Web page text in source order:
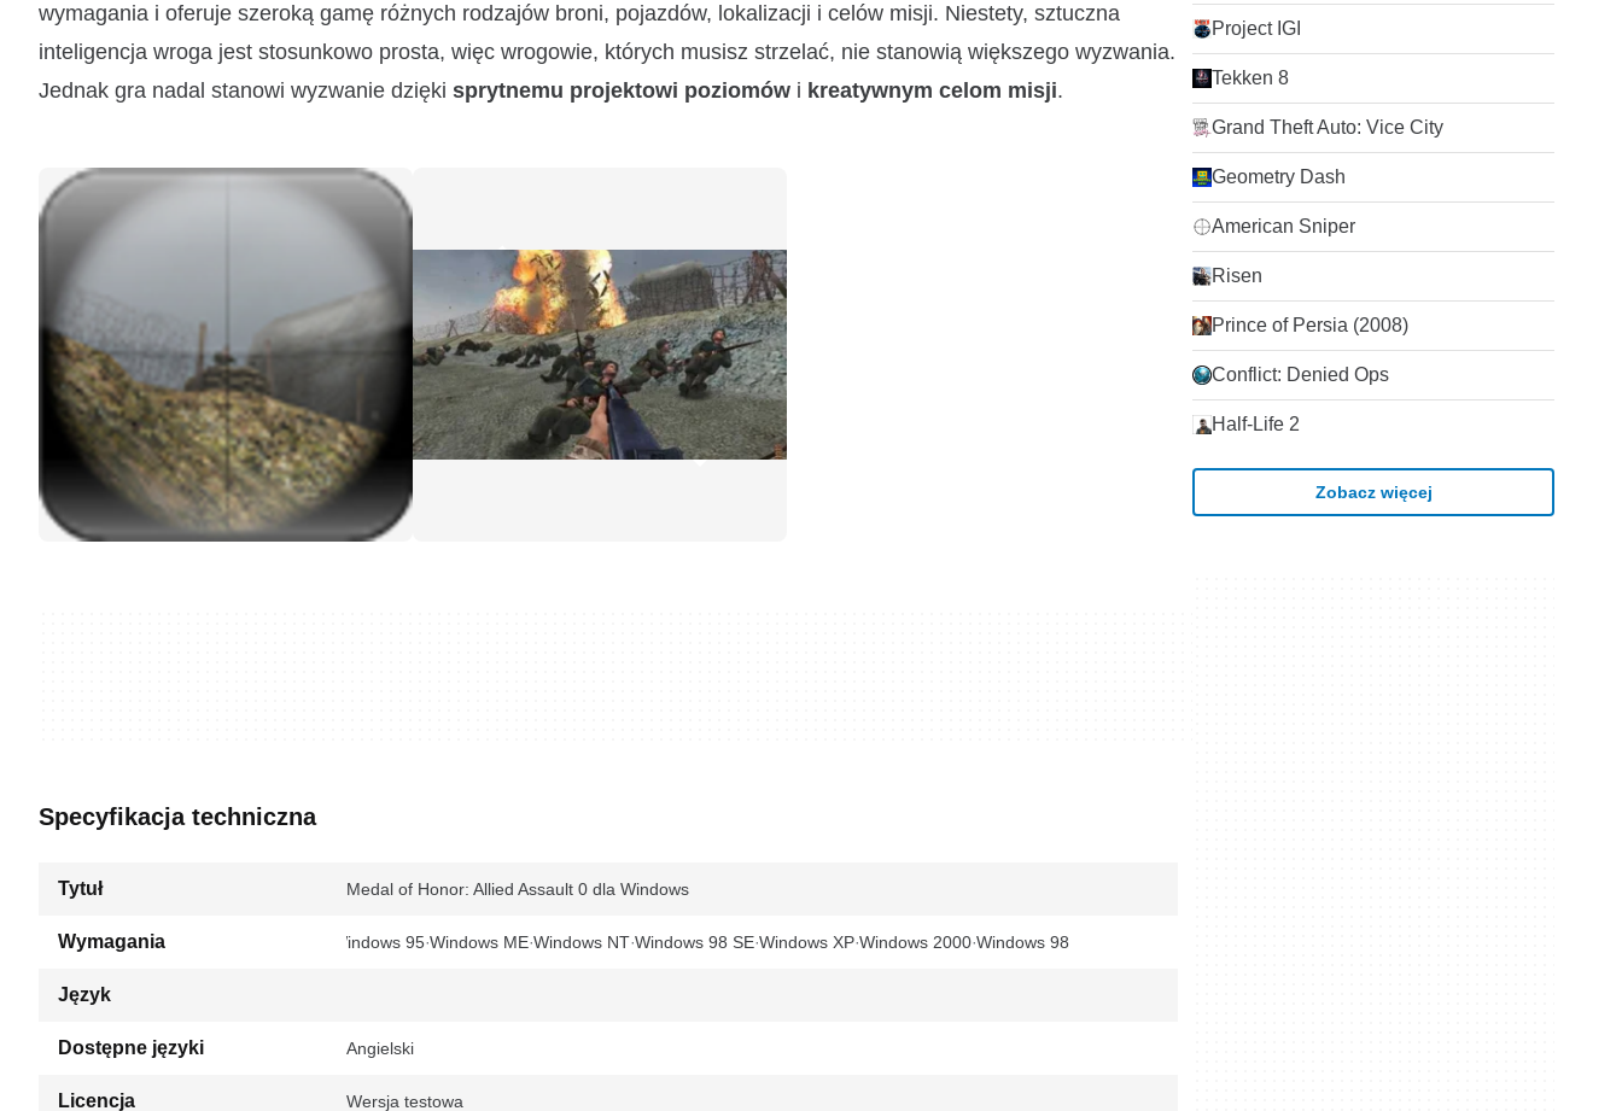
wymagania i oferuje szeroką gamę różnych rodzajów broni, pojazdów, lokalizacji i celów misji. Niestety, sztuczna
inteligencja wroga jest stosunkowo prosta, więc wrogowie, których musisz strzelać, nie stanowią większego wyzwania.
Jednak gra nadal stanowi wyzwanie dzięki sprytnemu projektowi poziomów i kreatywnym celom misji.
Specyfikacja techniczna
Tytuł Medal of Honor: Allied Assault 0 dla Windows
Wymagania Windows 95 Windows ME Windows NT Windows 98 SE Windows XP Windows 2000 Windows 98
Język
Dostępne języki Angielski
Licencja Wersja testowa
Project IGI
Tekken 8
Grand Theft Auto: Vice City
Geometry Dash
American Sniper
Risen
Prince of Persia (2008)
Conflict: Denied Ops
Half-Life 2
Zobacz więcej